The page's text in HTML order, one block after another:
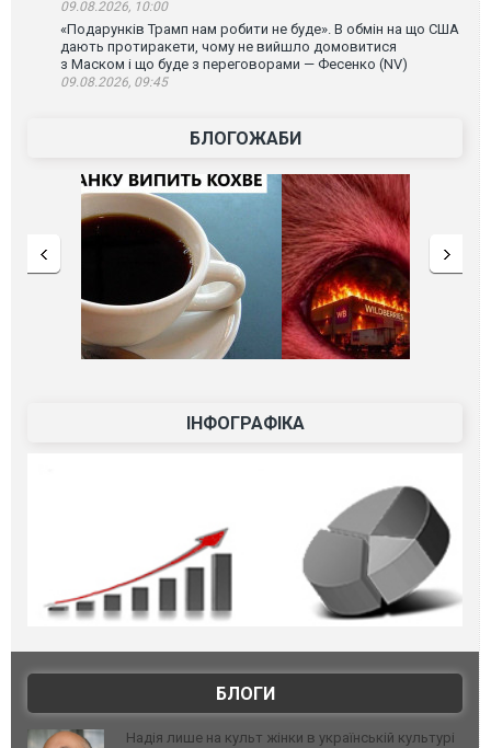
09.08.2026, 10:00
«Подарунків Трамп нам робити не буде». В обмін на що США
дають протиракети, чому не вийшло домовитися
з Маском і що буде з переговорами — Фесенко (NV)
09.08.2026, 09:45
БЛОГОЖАБИ
ІНФОГРАФІКА
БЛОГИ
Надія лише на культ жінки в українській культурі